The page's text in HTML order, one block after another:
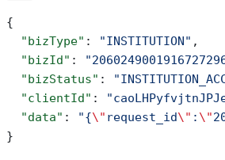
{
  "bizType"
: "INSTITUTION" ,
  "bizId"
:
  "bizStatus"
:
  "clientId"
:
  "data"
: "{\" request_id\" : \"
}